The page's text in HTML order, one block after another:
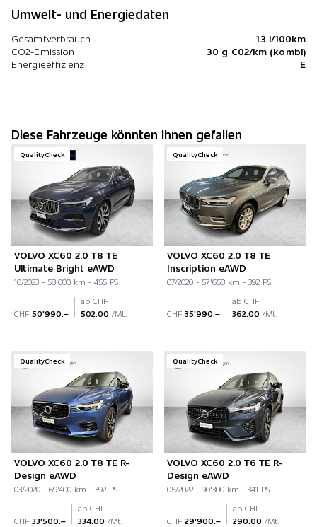
Umwelt- und Energiedaten
Gesamtverbrauch
1.3 l/100km
CO2-Emission
30 g C02/km (kombi)
Energieeffizienz
E
Diese Fahrzeuge könnten Ihnen gefallen
QualityCheck
VOLVO XC60 2.0 T8 TE
Ultimate Bright eAWD
10/2023 - 58'000 km - 455 PS
CHF 50'990.–
ab CHF
502.00 /Mt.
QualityCheck
VOLVO XC60 2.0 T8 TE
Inscription eAWD
07/2020 - 57'658 km - 392 PS
CHF 35'990.–
ab CHF
362.00 /Mt.
QualityCheck
VOLVO XC60 2.0 T8 TE R-
Design eAWD
03/2020 - 69'400 km - 392 PS
CHF 33'500.–
ab CHF
334.00 /Mt.
QualityCheck
VOLVO XC60 2.0 T6 TE R-
Design eAWD
05/2022 - 90'300 km - 341 PS
CHF 29'900.–
ab CHF
290.00 /Mt.